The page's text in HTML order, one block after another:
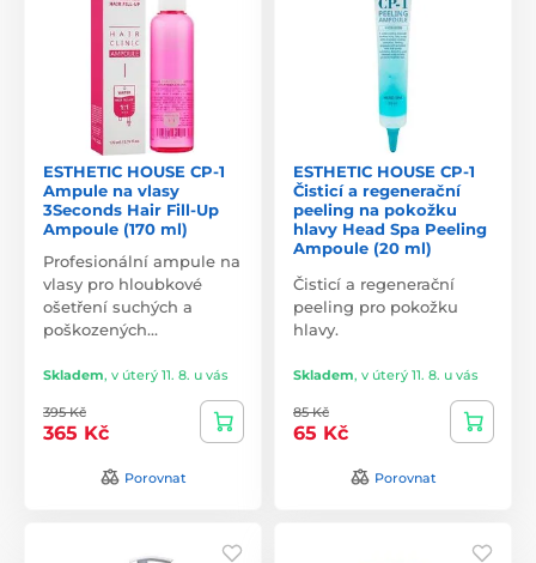
ESTHETIC HOUSE CP-1
Ampule na vlasy
3Seconds Hair Fill-Up
Ampoule (170 ml)
Profesionální ampule na
vlasy pro hloubkové
ošetření suchých a
poškozených…
Skladem, v úterý 11. 8. u vás
395 Kč
365 Kč
Porovnat
ESTHETIC HOUSE CP-1
Čisticí a regenerační
peeling na pokožku
hlavy Head Spa Peeling
Ampoule (20 ml)
Čisticí a regenerační
peeling pro pokožku
hlavy.
Skladem, v úterý 11. 8. u vás
85 Kč
65 Kč
Porovnat